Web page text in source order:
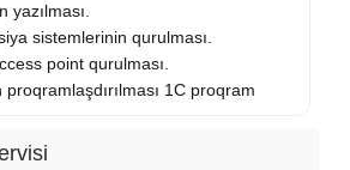
sistemlerinin qurulması.
point qurulması.
1C proqram
Ofisdə həyata keçirilməsi.